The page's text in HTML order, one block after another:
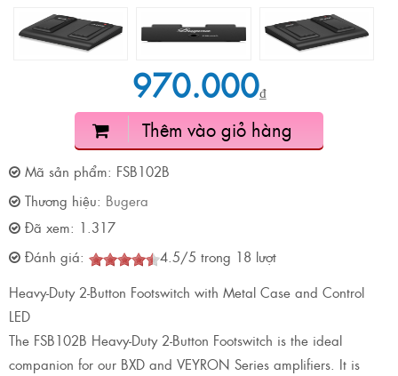
970.000₫
Thêm vào giỏ hàng
Mã sản phẩm: FSB102B
Thương hiệu: Bugera
Đã xem: 1.317
Đánh giá:
4.5/5 trong 18 lượt
Heavy-Duty 2-Button Footswitch with Metal Case and Control
LED
The FSB102B Heavy-Duty 2-Button Footswitch is the ideal
companion for our BXD and VEYRON Series amplifiers. It is